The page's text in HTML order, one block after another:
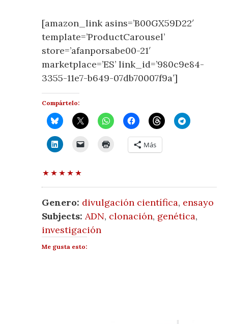
[amazon_link asins=’B00GX59D22′
template=’ProductCarousel’
store=’afanporsabe00-21′
marketplace=’ES’ link_id=’980c9e84-
3355-11e7-b649-07db70007f9a’]
Compártelo:
Más
Genero: divulgación científica, ensayo
Subjects: ADN, clonación, genética,
investigación
Me gusta esto: